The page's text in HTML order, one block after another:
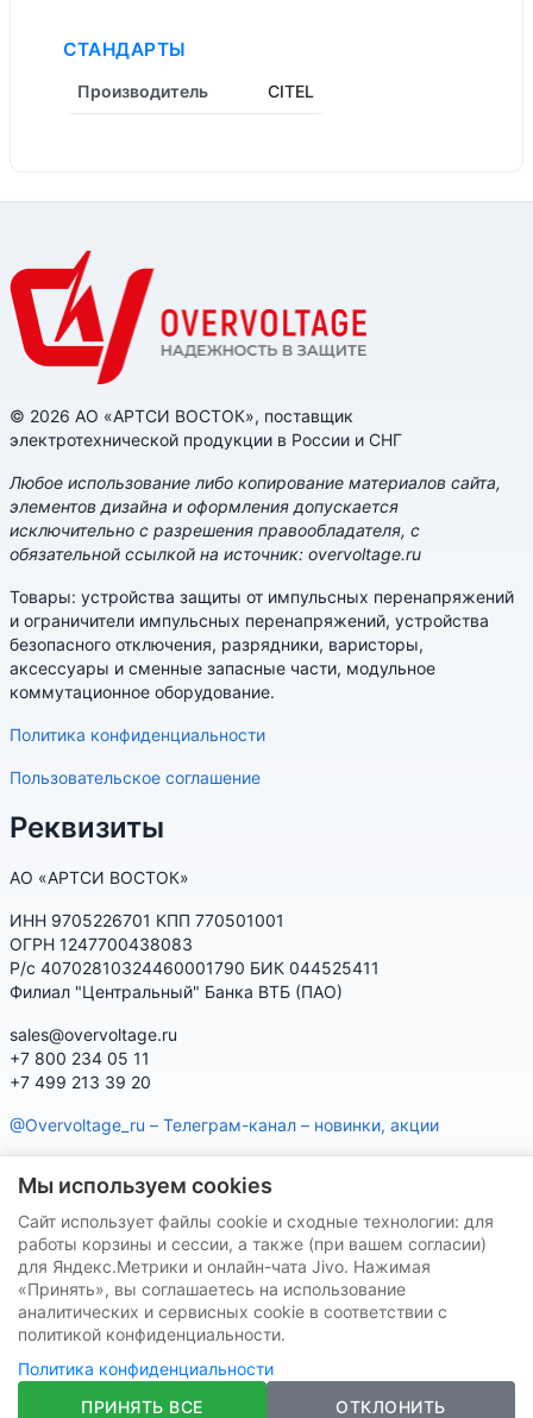
СТАНДАРТЫ
Производитель CITEL
© 2026 АО «АРТСИ ВОСТОК», поставщик
электротехнической продукции в России и СНГ
Любое использование либо копирование материалов сайта,
элементов дизайна и оформления допускается
исключительно с разрешения правообладателя, с
обязательной ссылкой на источник: overvoltage.ru
Товары: устройства защиты от импульсных перенапряжений
и ограничители импульсных перенапряжений, устройства
безопасного отключения, разрядники, варисторы,
аксессуары и сменные запасные части, модульное
коммутационное оборудование.
Политика конфиденциальности
Пользовательское соглашение
Реквизиты
АО «АРТСИ ВОСТОК»
ИНН 9705226701 КПП 770501001
ОГРН 1247700438083
Р/с 40702810324460001790 БИК 044525411
Филиал "Центральный" Банка ВТБ (ПАО)
sales@overvoltage.ru
+7 800 234 05 11
+7 499 213 39 20
@Overvoltage_ru – Телеграм-канал – новинки, акции
характеристики, наличие, подбор
Нашу продукцию Вы можете приобрести на маркетплейсах
Telegram
Мы используем cookies
Сайт использует файлы cookie и сходные технологии: для
работы корзины и сессии, а также (при вашем согласии)
для Яндекс.Метрики и онлайн-чата Jivo. Нажимая
«Принять», вы соглашаетесь на использование
аналитических и сервисных cookie в соответствии с
политикой конфиденциальности.
Политика конфиденциальности
ПРИНЯТЬ ВСЕ
ОТКЛОНИТЬ